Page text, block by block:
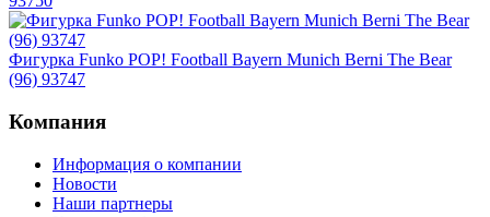
Фигурка Funko POP! Football Bayern Munich Berni The Bear
(96) 93747
Компания
Информация о компании
Новости
Наши партнеры